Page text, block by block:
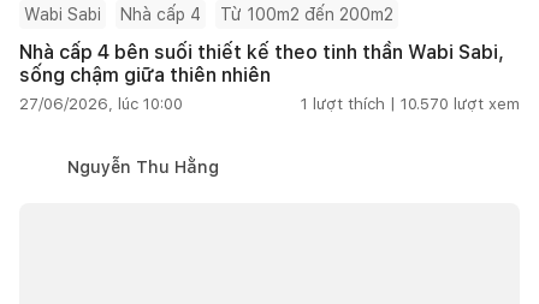
Wabi Sabi Nhà cấp 4 Từ 100m2 đến 200m2
Nhà cấp 4 bên suối thiết kế theo tinh thần Wabi Sabi,
sống chậm giữa thiên nhiên
27/06/2026, lúc 10:00 1 lượt thích | 10.570 lượt xem
Nguyễn Thu Hằng